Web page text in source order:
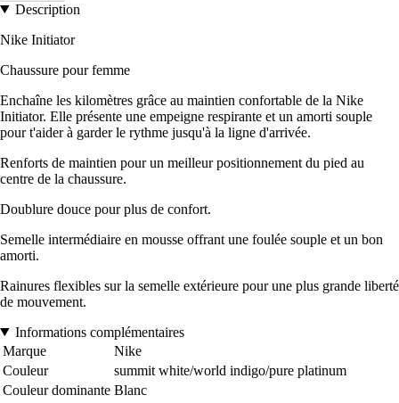
Description
Nike Initiator
Chaussure pour femme
Enchaîne les kilomètres grâce au maintien confortable de la Nike
Initiator. Elle présente une empeigne respirante et un amorti souple
pour t'aider à garder le rythme jusqu'à la ligne d'arrivée.
Renforts de maintien pour un meilleur positionnement du pied au
centre de la chaussure.
Doublure douce pour plus de confort.
Semelle intermédiaire en mousse offrant une foulée souple et un bon
amorti.
Rainures flexibles sur la semelle extérieure pour une plus grande liberté
de mouvement.
Informations complémentaires
Marque
Nike
Couleur
summit white/world indigo/pure platinum
Couleur dominante Blanc